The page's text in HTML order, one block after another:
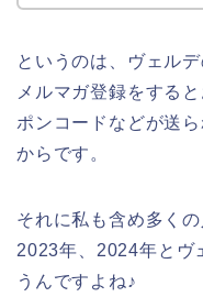
というのは、ヴェル
メルマガ登録をする
ポンコードなどが送
からです。
それに私も含め多く
2023年、2024年とヴ
うんですよね♪